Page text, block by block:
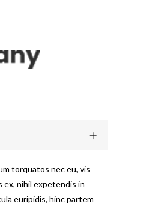
torquatos nec eu, vis
nihil expetendis in
euripidis, hinc partem